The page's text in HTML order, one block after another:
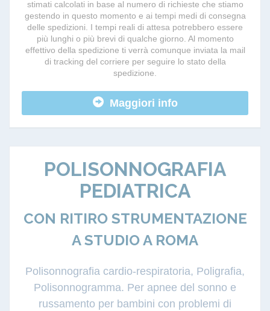
stimati calcolati in base al numero di richieste che stiamo
gestendo in questo momento e ai tempi medi di consegna
delle spedizioni. I tempi reali di attesa potrebbero essere
più lunghi o più brevi di qualche giorno. Al momento
effettivo della spedizione ti verrà comunque inviata la mail
di tracking del corriere per seguire lo stato della
spedizione.
Maggiori info
POLISONNOGRAFIA
PEDIATRICA
CON RITIRO STRUMENTAZIONE
A STUDIO A ROMA
Polisonnografia cardio-respiratoria, Poligrafia,
Polisonnogramma. Per apnee del sonno e
russamento per bambini con problemi di